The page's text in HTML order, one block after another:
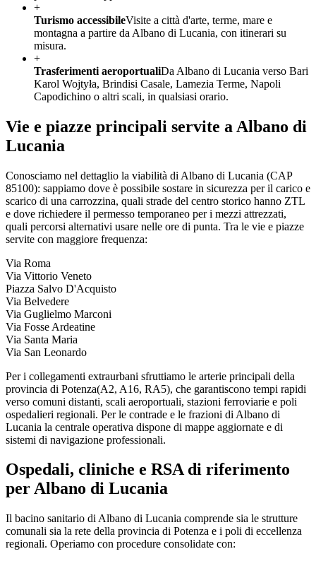
+
Turismo accessibileVisite a città d'arte, terme, mare e
montagna a partire da Albano di Lucania, con itinerari su
misura.
+
Trasferimenti aeroportualiDa Albano di Lucania verso Bari
Karol Wojtyła, Brindisi Casale, Lamezia Terme, Napoli
Capodichino o altri scali, in qualsiasi orario.
Vie e piazze principali servite a Albano di
Lucania
Conosciamo nel dettaglio la viabilità di Albano di Lucania (CAP
85100): sappiamo dove è possibile sostare in sicurezza per il carico e
scarico di una carrozzina, quali strade del centro storico hanno ZTL
e dove richiedere il permesso temporaneo per i mezzi attrezzati,
quali percorsi alternativi usare nelle ore di punta. Tra le vie e piazze
servite con maggiore frequenza:
Via Roma
Via Vittorio Veneto
Piazza Salvo D'Acquisto
Via Belvedere
Via Guglielmo Marconi
Via Fosse Ardeatine
Via Santa Maria
Via San Leonardo
Per i collegamenti extraurbani sfruttiamo le arterie principali della
provincia di Potenza(A2, A16, RA5), che garantiscono tempi rapidi
verso comuni distanti, scali aeroportuali, stazioni ferroviarie e poli
ospedalieri regionali. Per le contrade e le frazioni di Albano di
Lucania la centrale operativa dispone di mappe aggiornate e di
sistemi di navigazione professionali.
Ospedali, cliniche e RSA di riferimento
perAlbano di Lucania
Il bacino sanitario di Albano di Lucania comprende sia le strutture
comunali sia la rete della provincia di Potenza e i poli di eccellenza
regionali. Operiamo con procedure consolidate con: